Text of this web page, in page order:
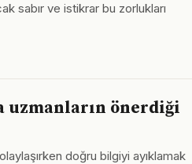
sabır ve istikrar bu zorlukları
uzmanların önerdiği
doğru bilgiyi ayıklamak